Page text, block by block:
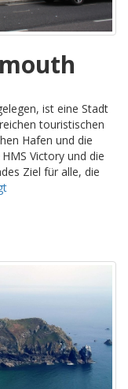
ist eine Stadt
touristischen
Hafen und die
Victory und die
Ziel für alle, die